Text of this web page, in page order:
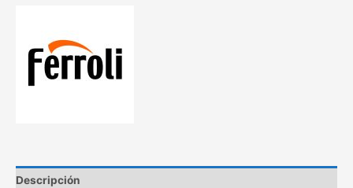
Descripción